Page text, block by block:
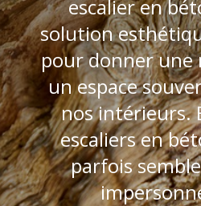
escalier en
solution
pour donner une
un espace
nos intérieurs.
escaliers en
parfois